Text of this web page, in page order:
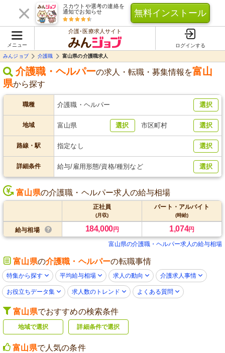
スカウトや選考の連絡を
通知でお知らせ
無料インストール
メニュー
介護･医療求人サイト
ログインする
みんジョブ
介護職 富山県の介護職求人
介護職・ヘルパーの求人・転職・募集情報を富山
県から探す
職種 介護職・ヘルパー 選択
地域 富山県 選択 市区町村 選択
路線・駅 指定なし 選択
詳細条件 給与/雇用形態/資格/種別など 選択
富山県の介護職・ヘルパー求人の給与相場
正社員
(月収)
パート・アルバイト
(時給)
給与相場 184,000円 1,074円
富山県の介護職・ヘルパー求人の給与相場
富山県の介護職・ヘルパーの転職事情
特集から探す 平均給与相場 求人の動向 介護求人事情
お役立ちデータ集 求人数のトレンド よくある質問
富山県でおすすめの検索条件
地域で選択 詳細条件で選択
富山県で人気の条件